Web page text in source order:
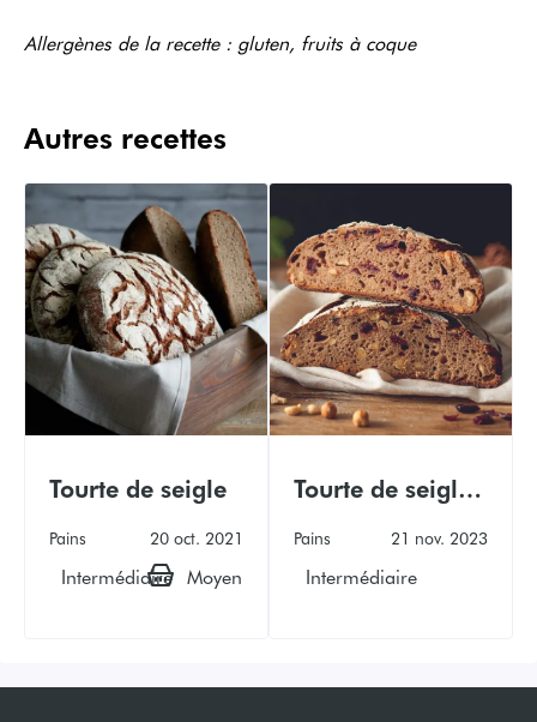
Allergènes de la recette : gluten, fruits à coque
Autres recettes
Tourte de seigle
Pains 20 oct. 2021
Intermédiaire Moyen
Tourte de seigle
noisettes
Pains 21 nov. 2023
Intermédiaire